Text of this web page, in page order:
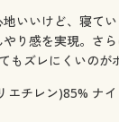
いいけど、寝て
り感を実現。さ
もズレにくいの
チレン)85% ナ